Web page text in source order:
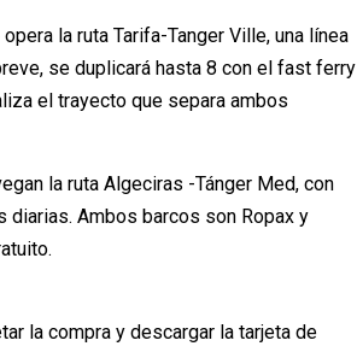
la ruta Tarifa-Tanger Ville, una línea
se duplicará hasta 8 con el fast ferry
el trayecto que separa ambos
la ruta Algeciras -Tánger Med, con
diarias. Ambos barcos son Ropax y
la compra y descargar la tarjeta de